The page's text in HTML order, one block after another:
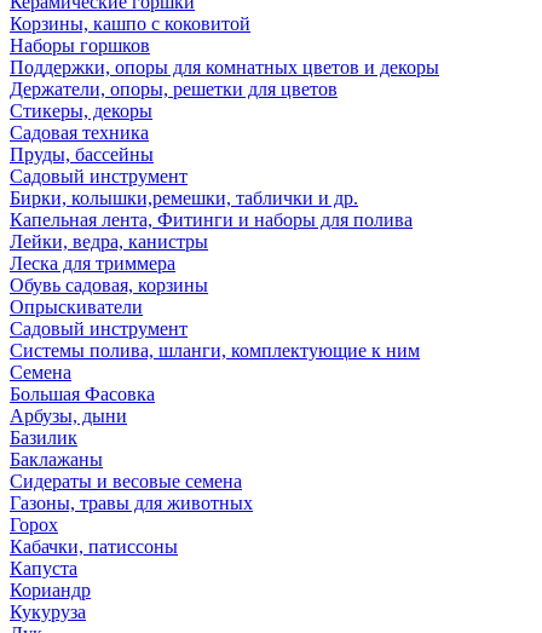
Корзины, кашпо с коковитой
Наборы горшков
Поддержки, опоры для комнатных цветов и декоры
Держатели, опоры, решетки для цветов
Стикеры, декоры
Садовая техника
Пруды, бассейны
Садовый инструмент
Бирки, колышки,ремешки, таблички и др.
Капельная лента, Фитинги и наборы для полива
Лейки, ведра, канистры
Леска для триммера
Обувь садовая, корзины
Опрыскиватели
Садовый инструмент
Системы полива, шланги, комплектующие к ним
Семена
Большая Фасовка
Арбузы, дыни
Базилик
Баклажаны
Сидераты и весовые семена
Газоны, травы для животных
Горох
Кабачки, патиссоны
Капуста
Кориандр
Кукуруза